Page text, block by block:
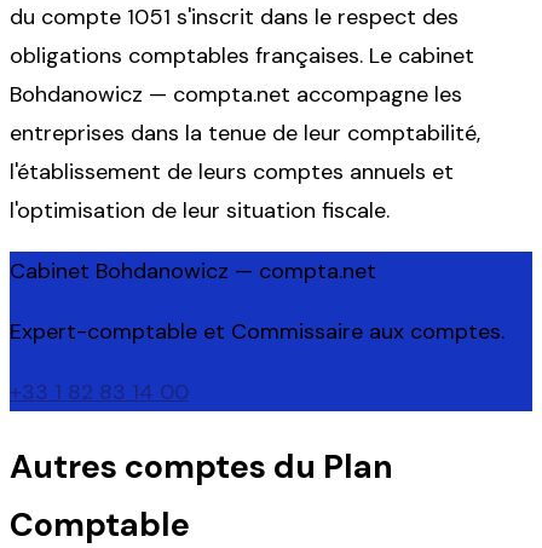
du compte 1051 s'inscrit dans le respect des
obligations comptables françaises. Le cabinet
Bohdanowicz — compta.net accompagne les
entreprises dans la tenue de leur comptabilité,
l'établissement de leurs comptes annuels et
l'optimisation de leur situation fiscale.
Cabinet Bohdanowicz — compta.net
Expert-comptable et Commissaire aux comptes.
+33 1 82 83 14 00
Autres comptes du Plan
Comptable